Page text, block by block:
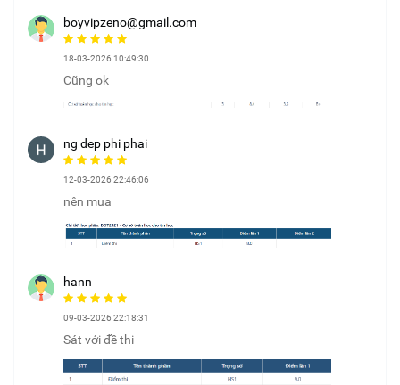
boyvipzeno@gmail.com
18-03-2026 10:49:30
Cũng ok
ng dep phi phai
12-03-2026 22:46:06
nên mua
hann
09-03-2026 22:18:31
Sát với đề thi